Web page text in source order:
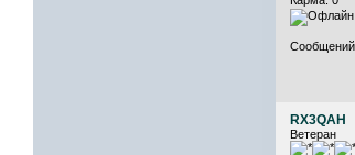
RX3QAH
Ветеран